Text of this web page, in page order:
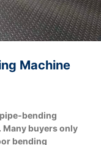
Machine
Many buyers only
bending